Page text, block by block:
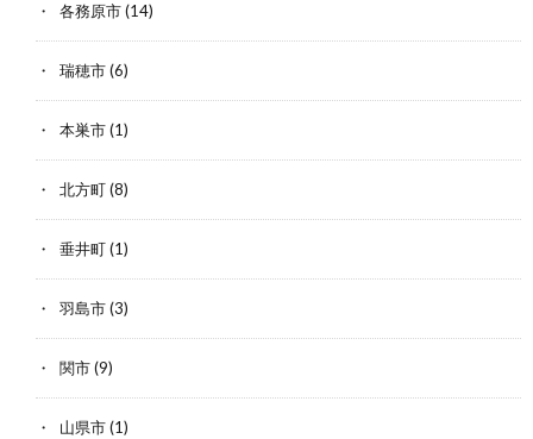
各務原市(14)
瑞穂市(6)
本巣市(1)
北方町(8)
垂井町(1)
羽島市(3)
関市(9)
山県市(1)